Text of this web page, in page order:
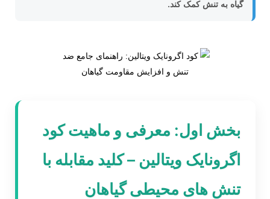
گیاه به تنش کمک کند.
بخش اول: معرفی و ماهیت کود
اگرونایک ویتالین – کلید مقابله با
تنش های محیطی گیاهان